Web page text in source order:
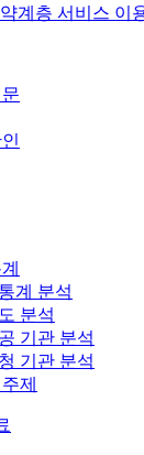
계층 서비스 이
계 분석
분석
기관 분석
기관 분석
제